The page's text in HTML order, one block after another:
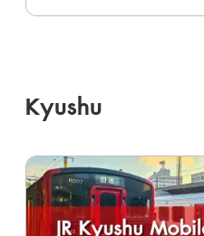
แบบสามารถใช้งานได้ภายใน
🚄 สายรถไฟเอกชน (ใช้ได้ทั้งสาย) -
Monorail (Tokyo Panorama
(IGR) - Sendai Airport Transit - Sanriku
Railway - Hokuetsu Express 🚄 สาย
รถไฟเอกชน (ใช้ได้เฉพาะช่วง) - Echigo
Tokimeki Railway: ช่วงระหว่
ไตและโทโฮคุ ได้ไม่จำกัดรอบ ต
จองที่นั่งกระเป๋าการเดินทางขน
**ตั๋ว JR สามารถสั่งซื้อล่วงห
ได้ 90 วัน เนื่องจากต้องนำ
แลกตั๋วจริงที่ญี่ปุ่นภายในไม่เกิน
Kyushu